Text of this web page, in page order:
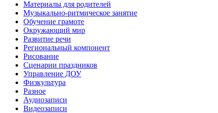
Материалы для родителей
Музыкально-ритмическое занятие
Обучение грамоте
Окружающий мир
Развитие речи
Региональный компонент
Рисование
Сценарии праздников
Управление ДОУ
Физкультура
Разное
Аудиозаписи
Видеозаписи